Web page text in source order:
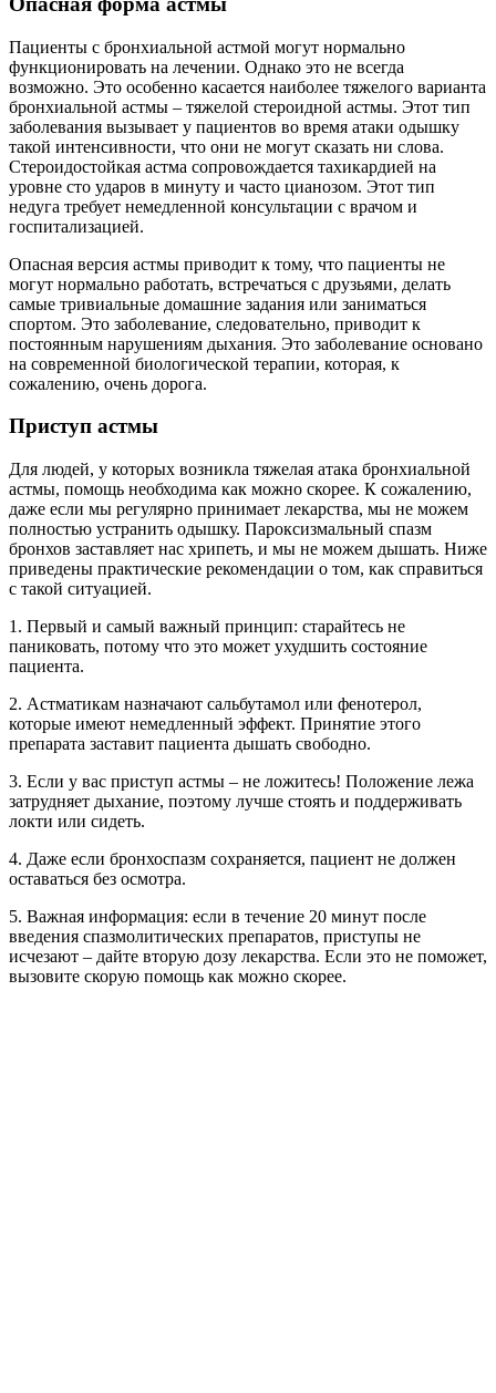
Пациенты с бронхиальной астмой могут нормально
функционировать на лечении. Однако это не всегда
возможно. Это особенно касается наиболее тяжелого варианта
бронхиальной астмы – тяжелой стероидной астмы. Этот тип
заболевания вызывает у пациентов во время атаки одышку
такой интенсивности, что они не могут сказать ни слова.
Стероидостойкая астма сопровождается тахикардией на
уровне сто ударов в минуту и ​​часто цианозом. Этот тип
недуга требует немедленной консультации с врачом и
госпитализацией.
Опасная версия астмы приводит к тому, что пациенты не
могут нормально работать, встречаться с друзьями, делать
самые тривиальные домашние задания или заниматься
спортом. Это заболевание, следовательно, приводит к
постоянным нарушениям дыхания. Это заболевание основано
на современной биологической терапии, которая, к
сожалению, очень дорога.
Приступ астмы
Для людей, у которых возникла тяжелая атака бронхиальной
астмы, помощь необходима как можно скорее. К сожалению,
даже если мы регулярно принимает лекарства, мы не можем
полностью устранить одышку. Пароксизмальный спазм
бронхов заставляет нас хрипеть, и мы не можем дышать. Ниже
приведены практические рекомендации о том, как справиться
с такой ситуацией.
1. Первый и самый важный принцип: старайтесь не
паниковать, потому что это может ухудшить состояние
пациента.
2. Астматикам назначают сальбутамол или фенотерол,
которые имеют немедленный эффект. Принятие этого
препарата заставит пациента дышать свободно.
3. Если у вас приступ астмы – не ложитесь! Положение лежа
затрудняет дыхание, поэтому лучше стоять и поддерживать
локти или сидеть.
4. Даже если бронхоспазм сохраняется, пациент не должен
оставаться без осмотра.
5. Важная информация: если в течение 20 минут после
введения спазмолитических препаратов, приступы не
исчезают – дайте вторую дозу лекарства. Если это не поможет,
вызовите скорую помощь как можно скорее.